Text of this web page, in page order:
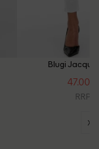
Blugi
47.00
RRP: